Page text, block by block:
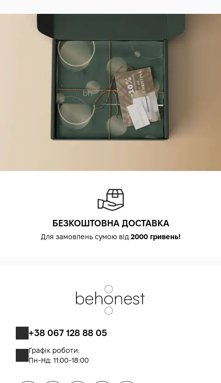
БЕЗКОШТОВНА ДОСТАВКА
Для замовлень сумою від 2000 гривень!
+38 067 128 88 05
Графік роботи:
Пн-Нд: 11:00-18:00